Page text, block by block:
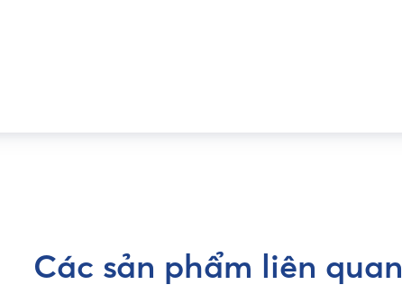
Các sản phẩm liên quan